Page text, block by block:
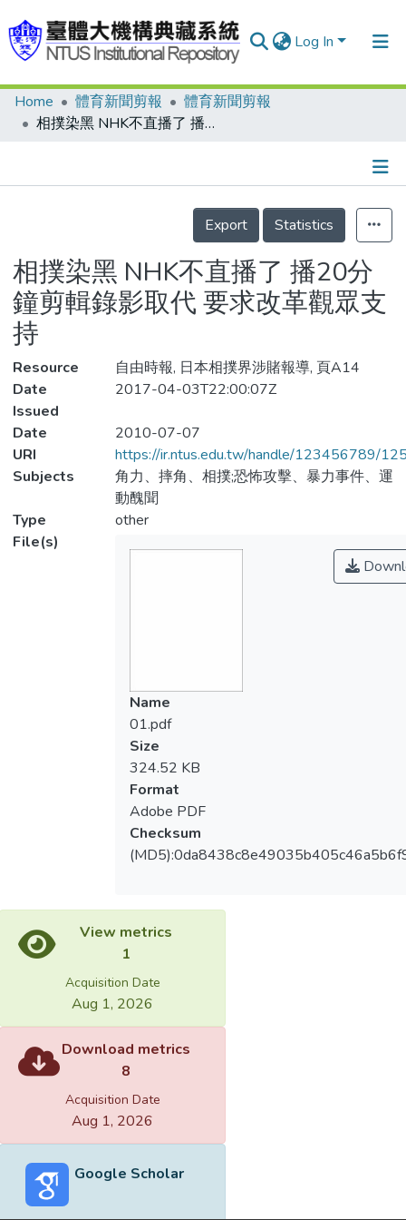
Log In
Communities & Collections
Statistics
Home 體育新聞剪報
體育新聞剪報
相撲染黑 NHK不直播了 播20分鐘剪輯錄影取代 要求改革觀眾支持
Details
Export
Statistics
相撲染黑 NHK不直播了 播20分
鐘剪輯錄影取代 要求改革觀眾支
持
Resource
自由時報, 日本相撲界涉賭報導, 頁A14
Date
Issued
2017-04-03T22:00:07Z
Date
2010-07-07
URI
https://ir.ntus.edu.tw/handle/123456789/
Subjects
角力、摔角、相撲;恐怖攻擊、暴力事件、運
動醜聞
Type
other
File(s)
Name
01.pdf
Size
324.52 KB
Format
Adobe PDF
Checksum
View metrics
1
Acquisition Date
Aug 1, 2026
Download metrics
8
Acquisition Date
Aug 1, 2026
Google Scholar